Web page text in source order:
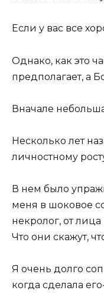
Если у вас все
Однако, как это
предполагает, а
Вначале
Несколько лет
личностному
В нем было
меня в шоковое
некролог, от
Что они скажут,
Я очень долго
когда сделала